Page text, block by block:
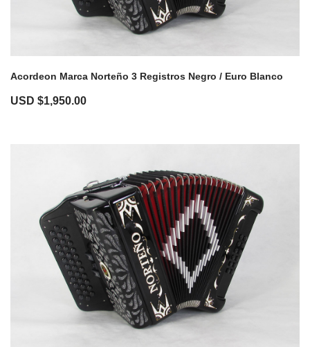
Acordeon Marca Norteño 3 Registros Negro / Euro Blanco
USD $1,950.00